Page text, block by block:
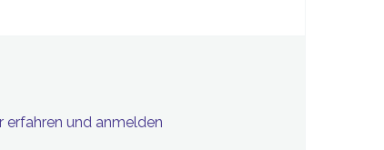
erfahren und anmelden